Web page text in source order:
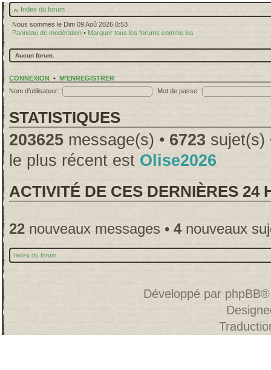
Index du forum
Nous sommes le Dim 09 Aoû 2026 0:53
Panneau de modération • Marquer tous les forums comme lus
Aucun forum.
CONNEXION • M’ENREGISTRER
Nom d’utilisateur:
Mot de passe:
STATISTIQUES
203625 message(s) • 6723 sujet(s)
le plus récent est Olise2026
ACTIVITÉ DE CES DERNIÈRES 24
22 nouveaux messages • 4nouveaux
Index du forum
Développé par phpBB®